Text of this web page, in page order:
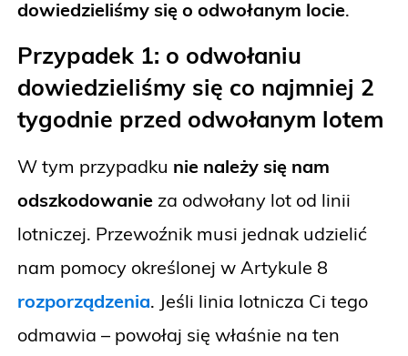
dowiedzieliśmy się o odwołanym locie.
Przypadek 1: o odwołaniu
dowiedzieliśmy się co najmniej 2
tygodnie przed odwołanym lotem
W tym przypadku nie należy się nam
odszkodowanie za odwołany lot od linii
lotniczej. Przewoźnik musi jednak udzielić
nam pomocy określonej w Artykule 8
rozporządzenia. Jeśli linia lotnicza Ci tego
odmawia – powołaj się właśnie na ten